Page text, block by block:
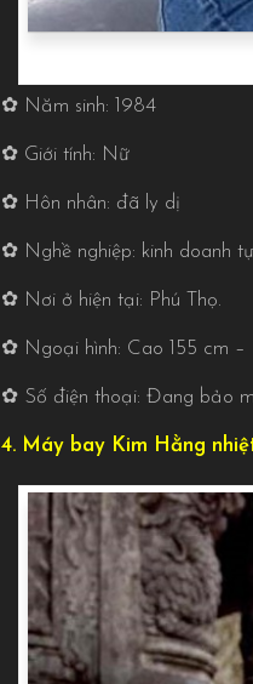
✿ Năm sinh: 1984
✿ Giới tính: Nữ
✿ Hôn nhân: đã ly dị
✿ Nghề nghiệp: kinh doanh
✿ Nơi ở hiện tại: Phú Thọ.
✿ Ngoại hình: Cao 155 cm –
✿ Số điện thoại: Đang bảo
4. Máy bay Kim Hằng